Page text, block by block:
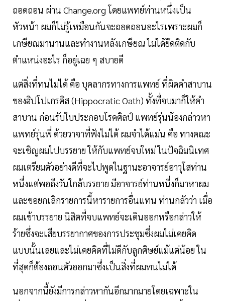
ถอดถอน ผ่าน Change.org โดยแพทย์ท่านหนึ่งเป็น
หัวหน้า ผมก็ไม่รู้เหมือนกันจะถอดถอนอะไรเพราะผมก็
เกษียณมานานและทำงานหลังเกษียณ ไม่ได้ยึดติดกับ
ตำแหน่งอะไร ก็อยู่เฉย ๆ สบายดี
แต่สิ่งที่ทนไม่ได้ คือ บุคลากรทางการแพทย์ ที่ผิดคำสาบาน
ของฮิปโปเกรติส (Hippocratic Oath) ทั้งที่จบมาก็ให้คำ
สาบาน ก่อนรับใบประกอบโรคศิลป์ แพทย์รุ่นน้องกล่าวหา
แพทย์รุ่นพี่ ด้วยวาจาที่ฟังไม่ได้ ผมจำได้แม่น คือ ทางคณะ
จะเชิญผมไปบรรยาย ให้กับแพทย์จบใหม่ ในปัจฉิมนิเทศ
ผมเตรียมตัวอย่างดีที่จะไปพูดในฐานะอาจารย์อาวุโสท่าน
หนึ่งแต่พอถึงวันใกล้บรรยาย มีอาจารย์ท่านหนึ่งก็มาหาผม
และขอยกเลิกรายการนี้หารายการอื่นแทน ท่านกลัวว่า เมื่อ
ผมเข้าบรรยาย นิสิตที่จบแพทย์จะเดินออกหรือกล่าวให้
ร้ายซึ่งจะเสียบรรยากาศของการประชุมซึ่งผมไม่เคยคิด
แบบนั้นเลยและไม่เคยคิดที่ไม่ดีกับลูกศิษย์แม้แต่น้อย ใน
ที่สุดก็ต้องถอนตัวออกมาซึ่งเป็นสิ่งที่ผมทนไม่ได้
นอกจากนี้ยังมีการกล่าวหากันอีกมากมายโดยเฉพาะใน